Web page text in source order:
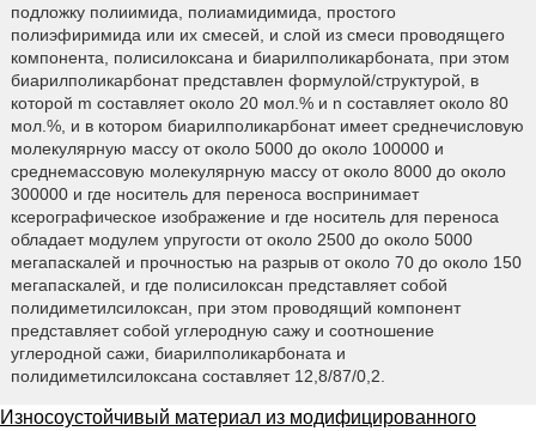
подложку полиимида, полиамидимида, простого
полиэфиримида или их смесей, и слой из смеси проводящего
компонента, полисилоксана и биарилполикарбоната, при этом
биарилполикарбонат представлен формулой/структурой, в
которой m составляет около 20 мол.% и n составляет около 80
мол.%, и в котором биарилполикарбонат имеет среднечисловую
молекулярную массу от около 5000 до около 100000 и
среднемассовую молекулярную массу от около 8000 до около
300000 и где носитель для переноса воспринимает
ксерографическое изображение и где носитель для переноса
обладает модулем упругости от около 2500 до около 5000
мегапаскалей и прочностью на разрыв от около 70 до около 150
мегапаскалей, и где полисилоксан представляет собой
полидиметилсилоксан, при этом проводящий компонент
представляет собой углеродную сажу и соотношение
углеродной сажи, биарилполикарбоната и
полидиметилсилоксана составляет 12,8/87/0,2.
Износоустойчивый материал из модифицированного